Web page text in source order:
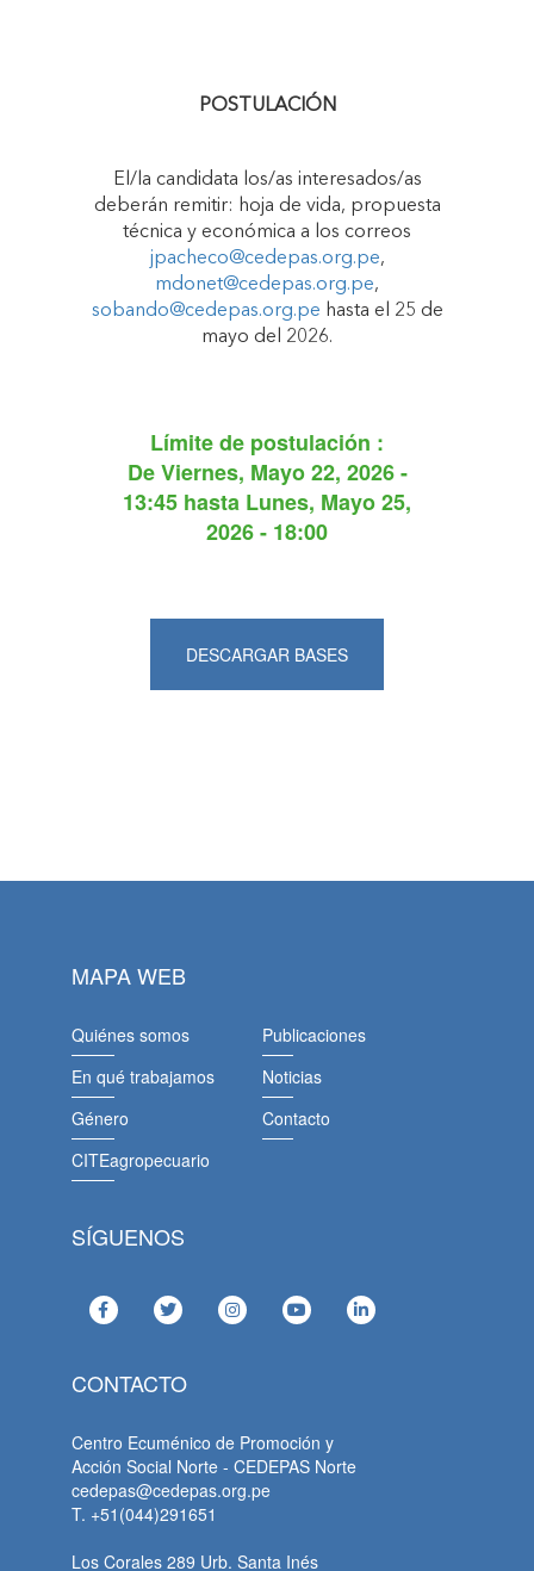
POSTULACIÓN
El/la candidata los/as interesados/as
deberán remitir: hoja de vida, propuesta
técnica y económica a los correos
jpacheco@cedepas.org.pe,
mdonet@cedepas.org.pe,
sobando@cedepas.org.pe hasta el 25 de
mayo del 2026.
Límite de postulación :
DeViernes, Mayo 22, 2026 -
13:45 hasta Lunes, Mayo 25,
2026 - 18:00
DESCARGAR BASES
MAPA WEB
Quiénes somos
En qué trabajamos
Género
CITEagropecuario
Publicaciones
Noticias
Contacto
SÍGUENOS
CONTACTO
Centro Ecuménico de Promoción y
Acción Social Norte - CEDEPAS Norte
cedepas@cedepas.org.pe
T. +51(044)291651
Los Corales 289 Urb. Santa Inés